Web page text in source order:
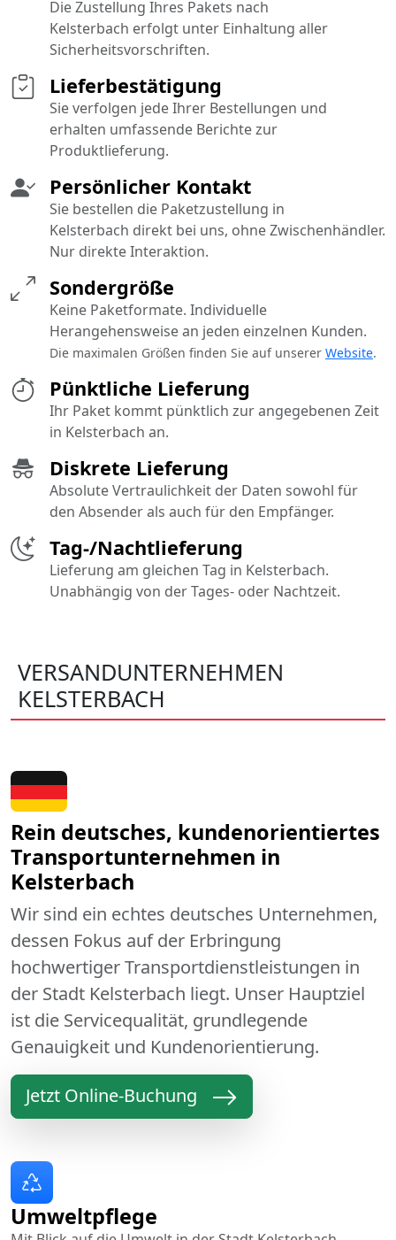
Pünktliche Lieferung
Ihr Paket kommt pünktlich zur angegebenen Zeit
in Kelsterbach an.
Die Zustellung Ihres Pakets nach
Kelsterbach erfolgt unter Einhaltung aller
Sicherheitsvorschriften.
Diskrete Lieferung
Absolute Vertraulichkeit der Daten sowohl für
den Absender als auch für den Empfänger.
Tag-/Nachtlieferung
Lieferung am gleichen Tag in Kelsterbach.
Unabhängig von der Tages- oder Nachtzeit.
Persönlicher Kontakt
Sie bestellen die Paketzustellung in
Kelsterbach direkt bei uns, ohne Zwischenhändler.
Nur direkte Interaktion.
Sondergröße
Keine Paketformate. Individuelle
Herangehensweise an jeden einzelnen Kunden.
Die maximalen Größen finden Sie auf unserer Website.
Lieferbestätigung
Sie verfolgen jede Ihrer Bestellungen und
erhalten umfassende Berichte zur
Produktlieferung.
VERSANDUNTERNEHMEN
KELSTERBACH
Rein deutsches, kundenorientiertes
Transportunternehmen in
Kelsterbach
Wir sind ein echtes deutsches Unternehmen,
dessen Fokus auf der Erbringung
hochwertiger Transportdienstleistungen in
der Stadt Kelsterbach liegt. Unser Hauptziel
ist die Servicequalität, grundlegende
Genauigkeit und Kundenorientierung.
Jetzt Online-Buchung
Umweltpflege